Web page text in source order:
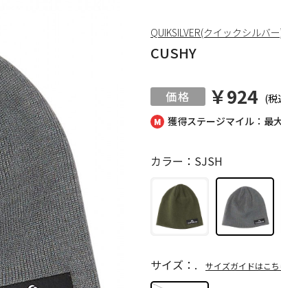
獲得ステージマイル：最
CUSHY
￥924 (税
カラー：SJSH
サイズ：. サイズガイドはこち
QUIKSILVER(クイックシルバ